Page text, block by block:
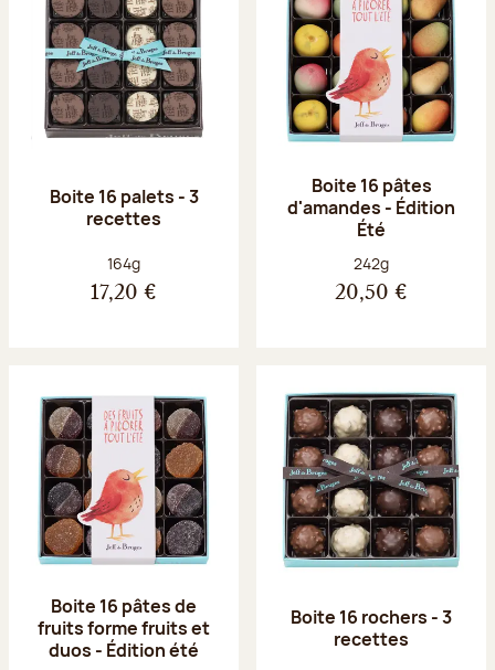
Boite 16 palets - 3
recettes
Poids net :
164g
17,20 €
Boite 16 pâtes
d'amandes - Édition
Été
Poids net :
242g
20,50 €
Boite 16 pâtes de
fruits forme fruits et
duos - Édition été
Boite 16 rochers - 3
recettes